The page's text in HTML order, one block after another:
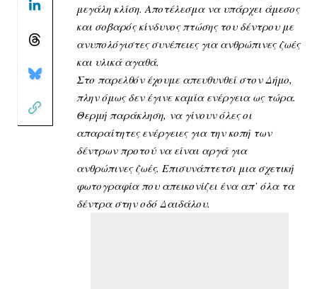
μεγάλη κλίση. Αποτέλεσμα να υπάρχει άμεσος
και σοβαρός κίνδυνος πτώσης του δέντρου με
ανυπολόγιστες συνέπειες για ανθρώπινες ζωές
και υλικά αγαθά.
Στο παρελθόν έχουμε απευθυνθεί στον Δήμο,
πλην όμως δεν έγινε καμία ενέργεια ως τώρα.
Θερμή παράκληση, να γίνουν όλες οι
απαραίτητες ενέργειες για την κοπή των
δέντρων προτού να είναι αργά για
ανθρώπινες ζωές. Επισυνάπτετσι μια σχετική
φωτογραφία που απεικονίζει ένα απ’ όλα τα
δέντρα στην οδό Δαιδάλου.